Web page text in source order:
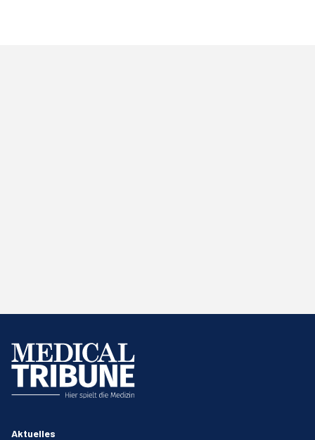
Aktuelles